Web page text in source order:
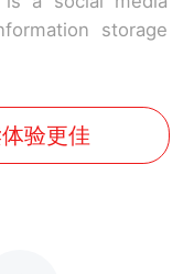
storage
验更佳